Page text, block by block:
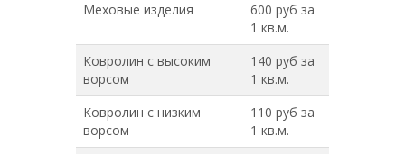
Меховые изделия
600 руб за
1 кв.м.
Ковролин с высоким
ворсом
140 руб за
1 кв.м.
Ковролин с низким
ворсом
110 руб за
1 кв.м.